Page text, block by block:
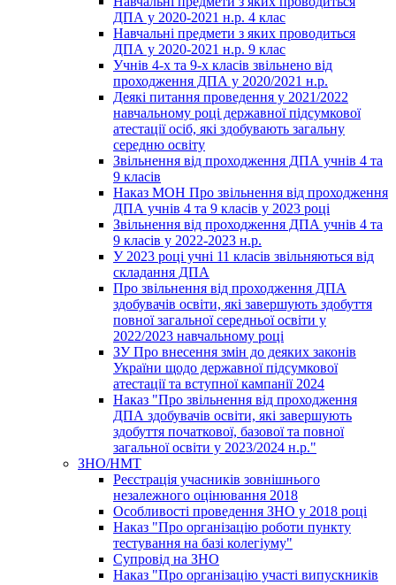
ДПА у 2020-2021 н.р. 4 клас
Навчальні предмети з яких проводиться
ДПА у 2020-2021 н.р. 9 клас
Учнів 4-х та 9-х класів звільнено від
проходження ДПА у 2020/2021 н.р.
Деякі питання проведення у 2021/2022
навчальному році державної підсумкової
атестації осіб, які здобувають загальну
середню освіту
Звільнення від проходження ДПА учнів 4 та
9 класів
Наказ МОН Про звільнення від проходження
ДПА учнів 4 та 9 класів у 2023 році
Звільнення від проходження ДПА учнів 4 та
9 класів у 2022-2023 н.р.
У 2023 році учні 11 класів звільняються від
складання ДПА
Про звільнення від проходження ДПА
здобувачів освіти, які завершують здобуття
повної загальної середньої освіти у
2022/2023 навчальному році
ЗУ Про внесення змін до деяких законів
України щодо державної підсумкової
атестації та вступної кампанії 2024
Наказ "Про звільнення від проходження
ДПА здобувачів освіти, які завершують
здобуття початкової, базової та повної
загальної освіти у 2023/2024 н.р."
ЗНО/НМТ
Реєстрація учасників зовнішнього
незалежного оцінювання 2018
Особливості проведення ЗНО у 2018 році
Наказ "Про організацію роботи пункту
тестування на базі колегіуму"
Супровід на ЗНО
Наказ "Про організацію участі випускників